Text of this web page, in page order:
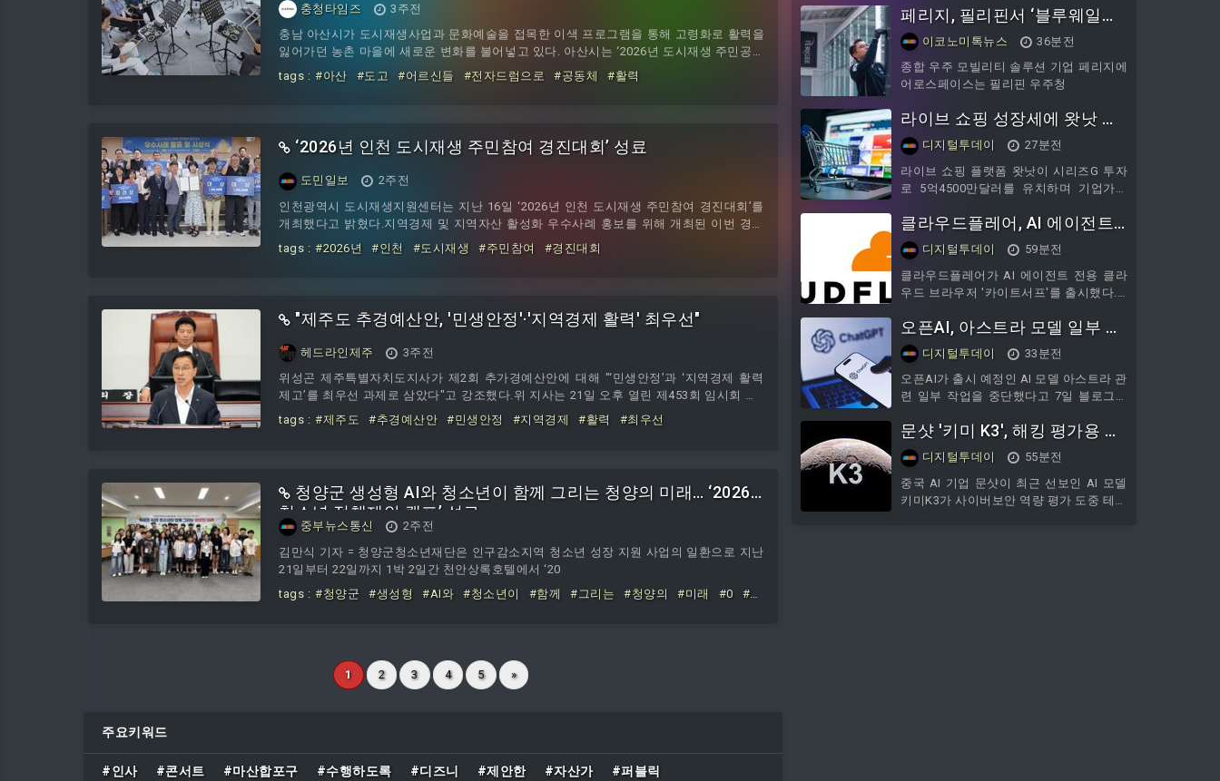
충청타임즈
3주전
충남 아산시가 도시재생사업과 문화예술을 접목한 이색 프로그램을 통해 고령화로 활력을
잃어가던 농촌 마을에 새로운 변화를 불어넣고 있다. 아산시는 ‘2026년 도시재생 주민공모
사업’의 일환으로 아산시무용단이 추진한 ‘마을이 들썩! 실버 전자드럼 교실’을 도고혁신플
랫폼에서 운영했다고 밝혔다. 이번 프로그램은 신체활동과 문화·여가 기회가 부족한 도고
어르
tags : #아산 #도고 #어르신들 #전자드럼으로 #공동체 #활력
‘2026년 인천 도시재생 주민참여 경진대회’ 성료
도민일보
2주전
인천광역시 도시재생지원센터는 지난 16일 ‘2026년 인천 도시재생 주민참여 경진대회’를
개최했다고 밝혔다.지역경제 및 지역자산 활성화 우수사례 홍보를 위해 개최된 이번 경진
대회는 경제 활력, 지역특화 등 두개 분야에 8개 주민단체가 참여해 모범사례와 경험을 공
유했다.수상 단체는 서류심사 및 PT 발표, 질의응답 등을 통해 선정됐으며, 경제 활력 분야
tags : #2026년 #인천 #도시재생 #주민참여 #경진대회
"제주도 추경예산안, '민생안정'·'지역경제 활력' 최우선"
헤드라인제주
3주전
위성곤 제주특별자치도지사가 제2회 추가경예산안에 대해 "‘민생안정’과 ‘지역경제 활력
제고’를 최우선 과제로 삼았다"고 강조했다.위 지사는 21일 오후 열린 제453회 임시회 제1
차 본회의에서 추가경정예산안 제출에 따른 인사말을 통해 이같이 밝히며 "힘든 때일수록
도민 삶에 실질적인 도움이 되도록, 재정이 할 수 있는 적극적인 역할을 다하는 데 집중했
tags : #제주도 #추경예산안 #민생안정 #지역경제 #활력 #최우선
청양군 생성형 AI와 청소년이 함께 그리는 청양의 미래… ‘2026
청소년 정책제안 캠프’ 성료
중부뉴스통신
2주전
김만식 기자 = 청양군청소년재단은 인구감소지역 청소년 성장 지원 사업의 일환으로 지난
21일부터 22일까지 1박 2일간 천안상록호텔에서 ‘20
tags : #청양군 #생성형 #AI와 #청소년이 #함께 #그리는 #청양의 #미래 #0
#청
1 2 3 4 5 »
주요키워드
#인사 #콘서트 #마산합포구 #수행하도록 #디즈니 #제안한 #자산가 #퍼블릭
페리지, 필리핀서 ‘블루웨일
0.1’ 띄운다…현지 우주청과 로
켓 협력
이코노미톡뉴스
36분전
종합 우주 모빌리티 솔루션 기업 페리지에
어로스페이스는 필리핀 우주청
라이브 쇼핑 성장세에 왓낫 기
업가치 200억달러로 상승
디지털투데이
27분전
라이브 쇼핑 플랫폼 왓낫이 시리즈G 투자
로 5억4500만달러를 유치하며 기업가치
르면 왓낫 기업가치는 1년도 안 돼 두 배
가까이 뛰었다.이번 투자 라운드는 아이코
닉, 라이트스피드, 아브라가 주도했다.왓
낫에는 매주 65만명 이상 신규 이용자가
플랫폼에 유입되고 있으며, 지난해 기록한
사측은 전했다.구매자 수 역시 지난 1년 동
안 두 배 이상 늘었다.왓낫은 이번에 조달
한 자금을 판매자 지원 확대에 투
클라우드플레어, AI 에이전트
용 브라우저 '카이트서프' 출시
디지털투데이
59분전
클라우드플레어가 AI 에이전트 전용 클라
우드 브라우저 '카이트서프'를 출시했다. 7
반 소비자용 크롬 대체제가 아니라, AI가
웹사이트를 탐색하고 폼을 입력하는 등 브
라우저 기반 작업을 수행하도록 설계됐다.
카이트서프를 활용하면 개발자는 별도 브
라우저 소프트웨어를 직접 만들지 않고도
를 처리하는 AI 소프트웨어를 개발할 수 있
다.카이트서프는 사람용 브라우저와 설계
기준이 다르다. 테마, 탭, 확장
오픈AI, 아스트라 모델 일부 개
발 중단..."심각한 사이버 공격
가능성 배제 못해"
디지털투데이
33분전
오픈AI가 출시 예정인 AI 모델 아스트라 관
련 일부 작업을 중단했다고 7일 블로그를
해당하는 사이버 공격 능력을 갖췄을 가능
성을 배제할 수 없다다는 것을 이유로 내
걸었다.월스트리트저널에 따르면 따르면
이번 조치는 AI 개발사가 보안 우려로 모델
개발을 공개적으로 늦춘 첫 사례 중 하나
문샷 '키미 K3', 해킹 평가용 샌
드박스 우회
디지털투데이
55분전
중국 AI 기업 문샷이 최근 선보인 AI 모델
키미K3가 사이버보안 역량 평가 도중 테스